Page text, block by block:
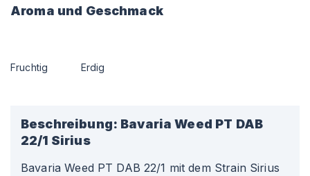
Aroma und Geschmack
Fruchtig Erdig
Beschreibung: Bavaria Weed PT DAB
22/1 Sirius
Bavaria Weed PT DAB 22/1 mit dem Strain Sirius